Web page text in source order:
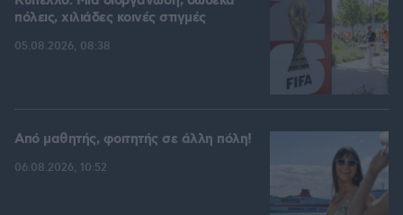
πόλεις, χιλιάδες κοινές στιγμές
05.08.2026, 08:38
Από μαθητής, φοιτητής σε άλλη πόλη!
06.08.2026, 10:52